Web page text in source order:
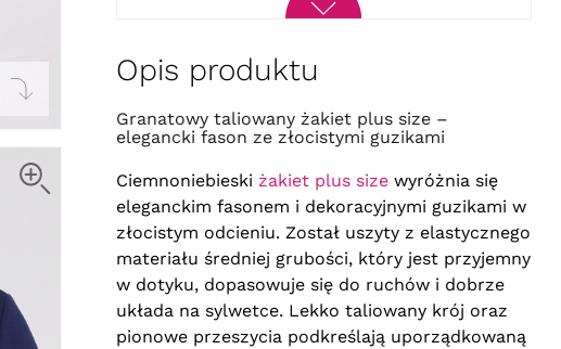
Opis produktu
Granatowy taliowany żakiet plus size –
elegancki fason ze złocistymi guzikami
Ciemnoniebieski żakiet plus sizewyróżnia się
eleganckim fasonem i dekoracyjnymi guzikami w
złocistym odcieniu. Został uszyty z elastycznego
materiału średniej grubości, który jest przyjemny
w dotyku, dopasowuje się do ruchów i dobrze
układa na sylwetce. Lekko taliowany krój oraz
pionowe przeszycia podkreślają uporządkowaną